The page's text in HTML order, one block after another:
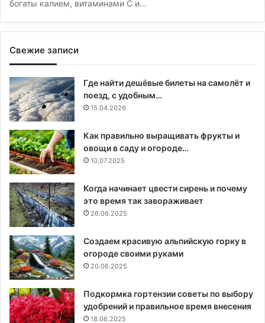
богаты калием, витаминами C и…
Свежие записи
Где найти дешёвые билеты на самолёт и
поезд, с удобным…
15.04.2026
Как правильно выращивать фрукты и
овощи в саду и огороде…
10.07.2025
Когда начинает цвести сирень и почему
это время так завораживает
26.06.2025
Создаем красивую альпийскую горку в
огороде своими руками
20.06.2025
Подкормка гортензии советы по выбору
удобрений и правильное время внесения
18.06.2025